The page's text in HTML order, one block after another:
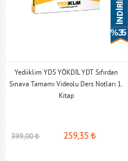
% 35
Yediiklim YDS YÖKDİL YDT Sıfırdan
Sınava Tamamı Videolu Ders Notları 1.
Kitap
399,00₺ 259,35 ₺